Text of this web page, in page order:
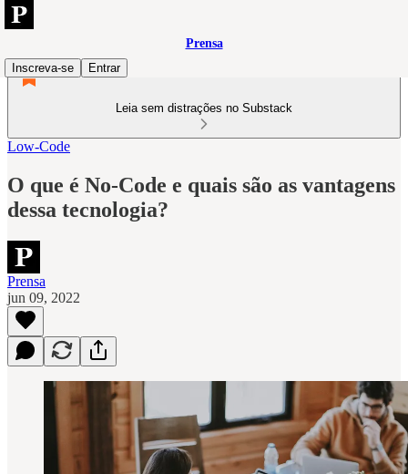
Prensa
Inscreva-se
Entrar
Leia sem distrações no Substack
Low-Code
O que é No-Code e quais são as vantagens
dessa tecnologia?
Prensa
jun 09, 2022